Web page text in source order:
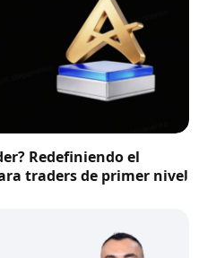
Redefiniendo el
traders de primer nivel